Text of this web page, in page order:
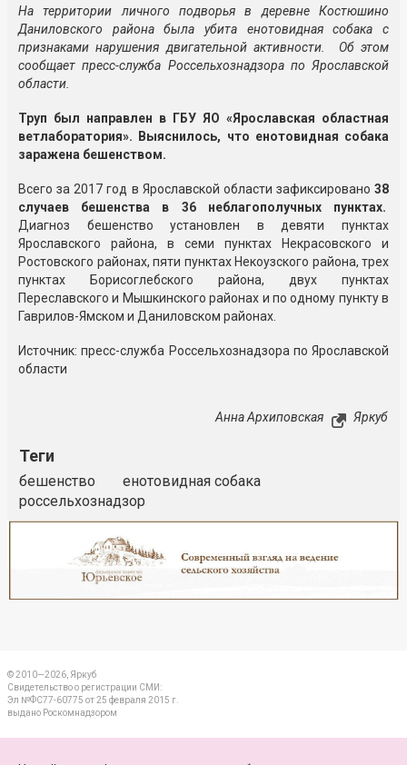
На территории личного подворья в деревне Костюшино
Даниловского района была убита енотовидная собака с
признаками нарушения двигательной активности. Об этом
сообщает пресс-служба Россельхознадзора по Ярославской
области.
Труп был направлен в ГБУ ЯО «Ярославская областная
ветлаборатория». Выяснилось, что енотовидная собака
заражена бешенством.
Всего за 2017 год в Ярославской области зафиксировано 38
случаев бешенства в 36 неблагополучных пунктах.
Диагноз бешенство установлен в девяти пунктах
Ярославского района, в семи пунктах Некрасовского и
Ростовского районах, пяти пунктах Некоузского района, трех
пунктах Борисоглебского района, двух пунктах
Переславского и Мышкинского районах и по одному пункту в
Гаврилов-Ямском и Даниловском районах.
Источник: пресс-служба Россельхознадзора по Ярославской
области
Анна Архиповская Яркуб
Теги
бешенство
енотовидная собака
россельхознадзор
© 2010—2026, Яркуб
Свидетельство о регистрации СМИ:
Эл №ФС77-60775 от 25 февраля 2015 г.
выдано Роскомнадзором